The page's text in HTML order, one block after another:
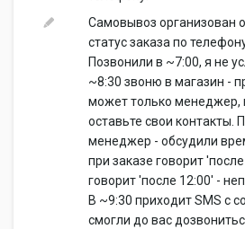
Самовывоз организован
статус заказа по
Позвонили в ~7:00, я не
~8:30 звоню в магазин -
может только менеджер,
оставьте свои контакты.
менеджер - обсудили
при заказе говорит
говорит 'после 12:00' -
В ~9:30 приходит SMS с
смогли до вас